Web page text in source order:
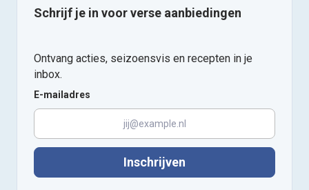
Schrijf je in voor verse aanbiedingen
Ontvang acties, seizoensvis en recepten in je
inbox.
E-mailadres
Inschrijven